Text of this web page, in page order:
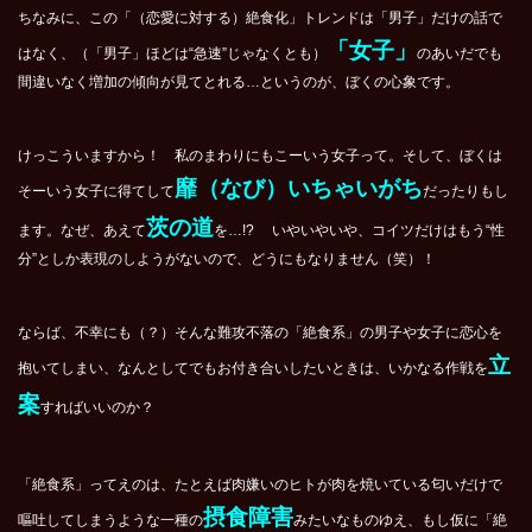
ちなみに、この「（恋愛に対する）絶食化」トレンドは「男子」だけの話で
はなく、（「男子」ほどは“急速”じゃなくとも） 「女子」
のあいだでも
間違いなく増加の傾向が見てとれる…というのが、ぼくの心象です。
けっこういますから！ 私のまわりにもこーいう女子って。そして、ぼくは
そーいう女子に得てして靡（なび）いちゃいがちだったりもし
ます。なぜ、あえて茨の道を…!? いやいやいや、コイツだけはもう“性
分”としか表現のしようがないので、どうにもなりません（笑）！
ならば、不幸にも（？）そんな難攻不落の「絶食系」の男子や女子に恋心を
抱いてしまい、なんとしてでもお付き合いしたいときは、いかなる作戦を立
案すればいいのか？
「絶食系」ってえのは、たとえば肉嫌いのヒトが肉を焼いている匂いだけで
嘔吐してしまうような一種の摂食障害みたいなものゆえ、もし仮に「絶